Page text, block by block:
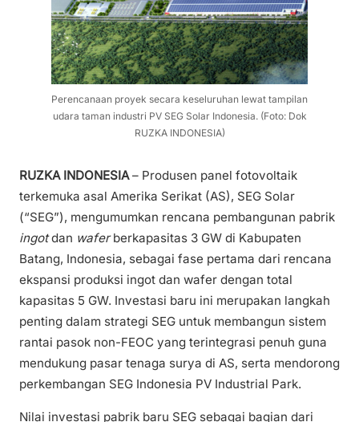
Perencanaan proyek secara keseluruhan lewat tampilan
udara taman industri PV SEG Solar Indonesia. (Foto: Dok
RUZKA INDONESIA)
RUZKA INDONESIA– Produsen panel fotovoltaik
terkemuka asal Amerika Serikat (AS), SEG Solar
(“SEG”), mengumumkan rencana pembangunan pabrik
ingotdan waferberkapasitas 3 GW di Kabupaten
Batang, Indonesia, sebagai fase pertama dari rencana
ekspansi produksi ingot dan wafer dengan total
kapasitas 5 GW. Investasi baru ini merupakan langkah
penting dalam strategi SEG untuk membangun sistem
rantai pasok non-FEOC yang terintegrasi penuh guna
mendukung pasar tenaga surya di AS, serta mendorong
perkembangan SEG Indonesia PV Industrial Park.
Nilai investasi pabrik baru SEG sebagai bagian dari